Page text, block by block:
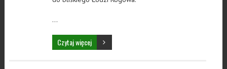
…
Czytaj więcej